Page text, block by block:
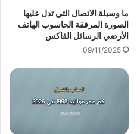
ما وسيلة الاتصال التي تدل عليها
الصورة المرفقة الحاسوب الهاتف
الأرضي الرسائل الفاكس
09/11/2025